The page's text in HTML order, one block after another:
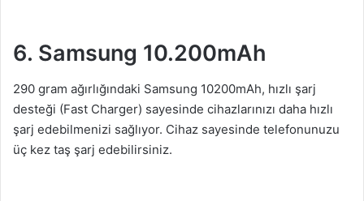
6. Samsung 10.200mAh
290 gram ağırlığındaki Samsung 10200mAh, hızlı şarj
desteği (Fast Charger) sayesinde cihazlarınızı daha hızlı
şarj edebilmenizi sağlıyor. Cihaz sayesinde telefonunuzu
üç kez taş şarj edebilirsiniz.